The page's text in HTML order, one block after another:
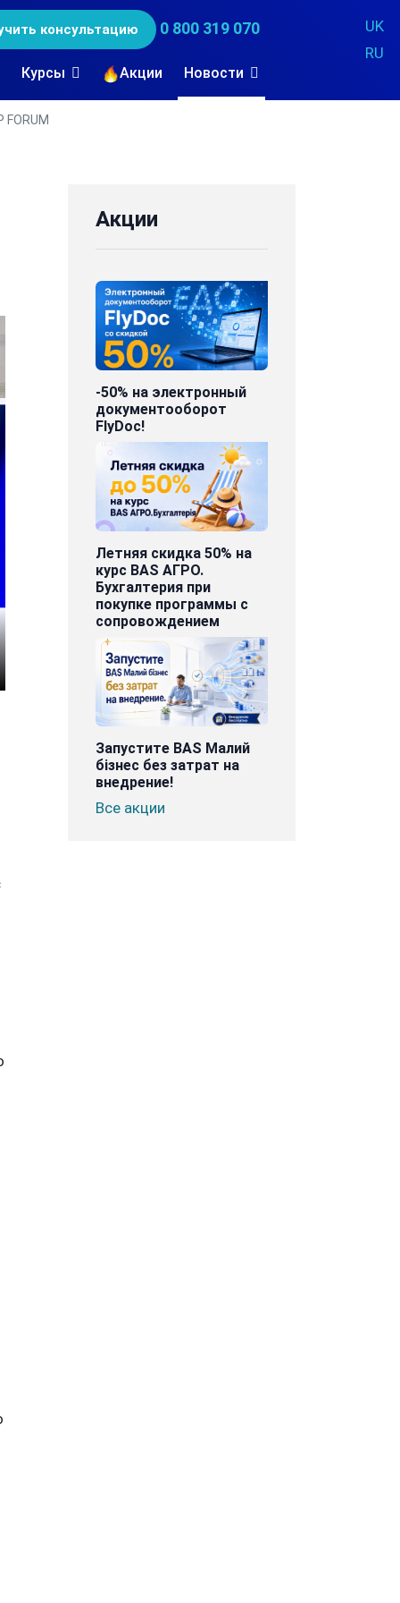
консультацию 0 800 319 070
UK
RU
Курсы Акции Новости
Акции
-50% на электронный
документооборот
FlyDoc!
Летняя скидка 50% на
курс BAS АГРО.
Бухгалтерия при
покупке программы с
сопровождением
Запустите BAS Малий
бізнес без затрат на
внедрение!
Все акции